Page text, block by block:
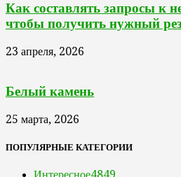
Как составлять запросы к
чтобы получить нужный
23 апреля, 2026
Белый камень
25 марта, 2026
ПОПУЛЯРНЫЕ КАТЕГОРИИ